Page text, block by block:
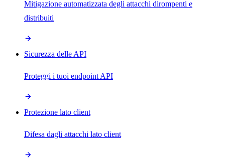
Mitigazione automatizzata degli attacchi dirompenti e
distribuiti
Sicurezza delle API
Proteggi i tuoi endpoint API
Protezione lato client
Difesa dagli attacchi lato client